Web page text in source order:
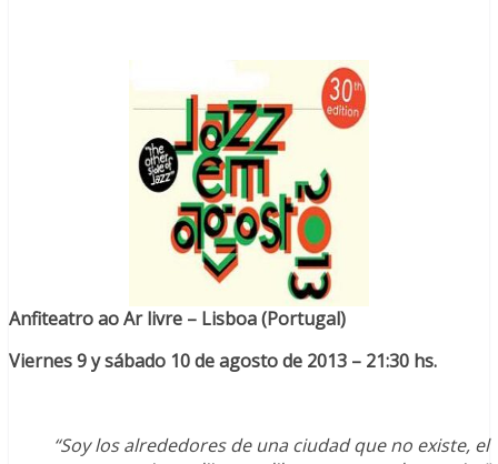
Anfiteatro ao Ar livre – Lisboa (Portugal)
Viernes 9 y sábado 10 de agosto de 2013 – 21:30 hs.
“Soy los alrededores de una ciudad que no existe, el